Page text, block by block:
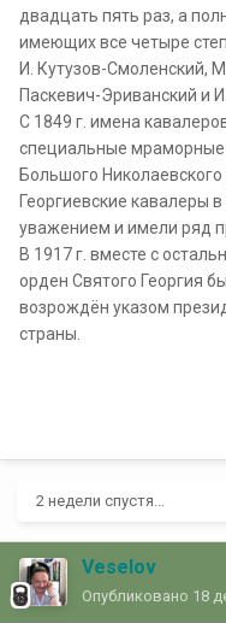
двадцать пять раз, а
имеющих все четыре
И. Кутузов-Смоленский,
Паскевич-Эриванский и
С 1849 г. имена
специальные мраморные
Большого
Георгиевские кавалеры
уважением и имели ряд
В 1917 г. вместе с
орден Святого Георгия
возрождён указом
страны.
2 недели спустя...
Veselov
Опубликовано 18